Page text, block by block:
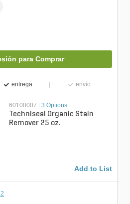
para Comprar
entrega envío
60100007 | 3 Options
Techniseal Organic Stain
Remover 25 oz.
Add to List